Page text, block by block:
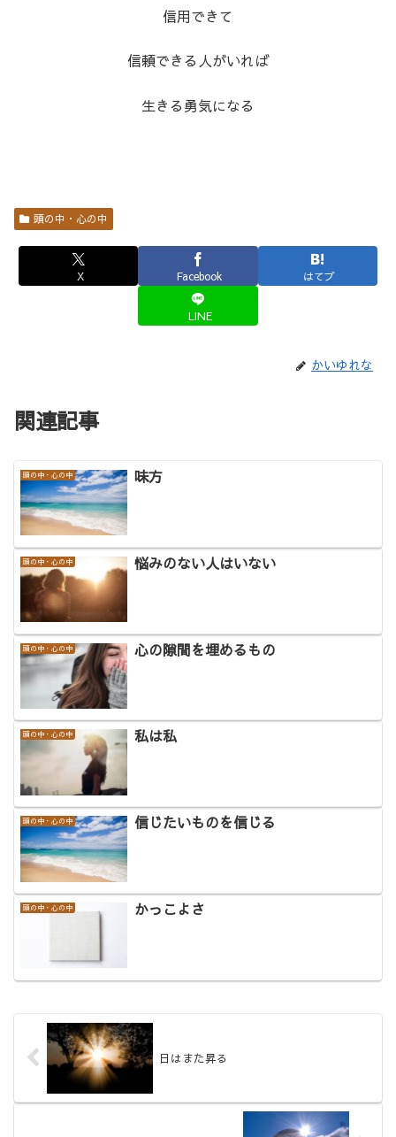
信用できて
信頼できる人がいれば
生きる勇気になる
頭の中・心の中
X Facebook はてブ
LINE
かいゆれな
関連記事
頭の中・心の中 味方
頭の中・心の中 悩みのない人はいない
頭の中・心の中 心の隙間を埋めるもの
頭の中・心の中 私は私
頭の中・心の中 信じたいものを信じる
頭の中・心の中 かっこよさ
日はまた昇る